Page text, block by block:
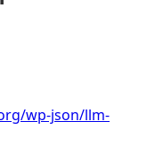
wp-json/llm-